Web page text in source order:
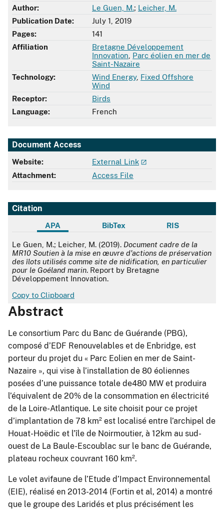
Author:
Le Guen, M.; Leicher, M.
Publication Date:
July 1, 2019
Pages:
141
Affiliation
Bretagne Développement
Innovation Parc éolien en mer de
Saint-Nazaire
Technology:
Wind Energy, Fixed Offshore
Wind
Receptor:
Birds
Language:
French
Document Access
Website:
External Link
Attachment:
Access File
Citation
APA BibTex RIS
APA
Le Guen, M.; Leicher, M. (2019). Document cadre de la
MR10 Soutien à la mise en œuvre d'actions de préservation
des îlots utilisés comme site de nidification, en particulier
pour le Goéland marin. Report by Bretagne
Développement Innovation.
Copy to Clipboard
Abstract
Le consortium Parc du Banc de Guérande (PBG),
composé d’EDF Renouvelables et de Enbridge, est
porteur du projet du « Parc Eolien en mer de Saint-
Nazaire », qui vise à l’installation de 80 éoliennes
posées d’une puissance totale de480 MW et produira
l’équivalent de 20% de la consommation en électricité
de la Loire-Atlantique. Le site choisit pour ce projet
d’implantation de 78 km² est localisé entre l’archipel de
Houat-Hoëdic et l’île de Noirmoutier, à 12km au sud-
ouest de La Baule-Escoublac sur le banc de Guérande,
plateau rocheux couvrant 160 km².
Le volet avifaune de l’Etude d’Impact Environnemental
(EIE), réalisé en 2013-2014 (Fortin et al, 2014) a montré
que le groupe des Laridés et plus précisément les